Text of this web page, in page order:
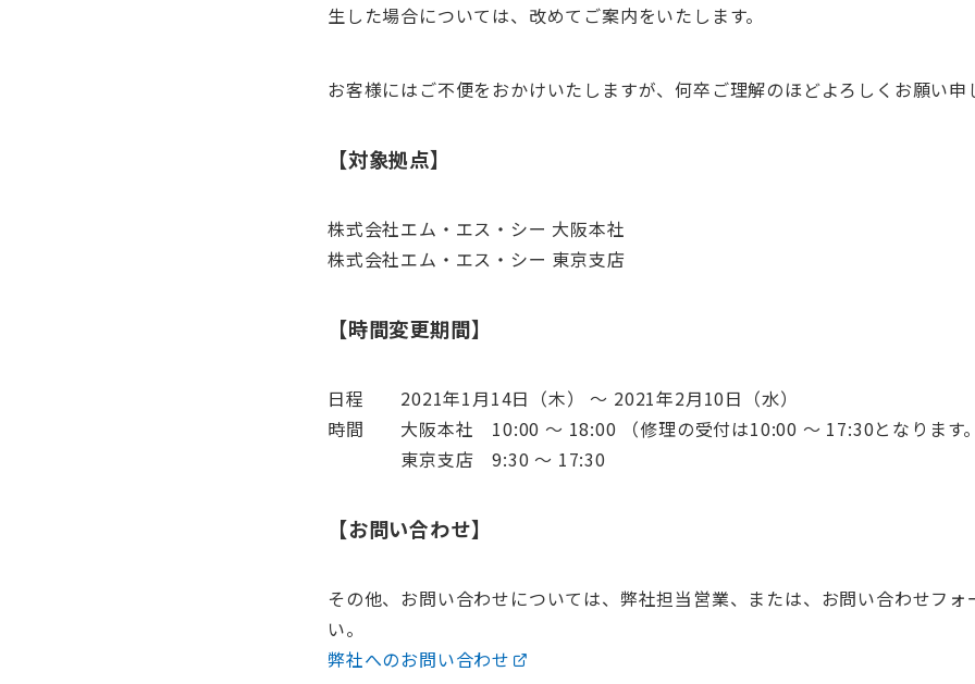
生した場合については、改めてご案内をいたします。
お客様にはご不便をおかけいたしますが、何卒ご理解のほどよろしくお願い申
【対象拠点】
株式会社エム・エス・シー 大阪本社
株式会社エム・エス・シー 東京支店
【時間変更期間】
日程 2021年1月14日（木） 〜 2021年2月10日（水）
時間 大阪本社 10:00 〜 18:00 （修理の受付は10:00 〜 17:30となります。
東京支店 9:30 〜 17:30
【お問い合わせ】
その他、お問い合わせについては、弊社担当営業、または、お問い合わせフォ
い。
弊社へのお問い合わせ